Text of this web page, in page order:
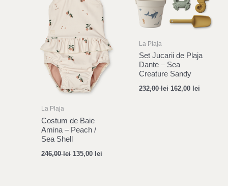
La Plaja
Costum de Baie
Amina – Peach /
Sea Shell
246,00lei 135,00 lei
La Plaja
Set Jucarii de Plaja
Dante – Sea
Creature Sandy
232,00lei 162,00 lei